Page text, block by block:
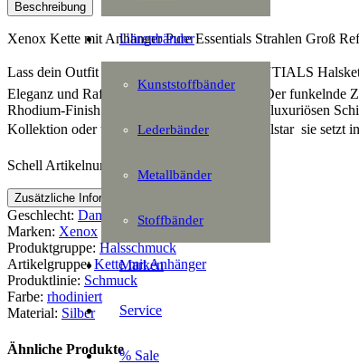
Uhrenbänder
Kunststoffbänder
Lederbänder
Metallbänder
Stoffbänder
Marken
Service
% Sale
Essentials
Strahlen
Menge
Beschreibung
Xenox Kette mit Anhänger Pure Essentials Strahlen Groß
Lass dein Outfit erstrahlen  die PURE ESSENTIALS
Eleganz und Raffinesse zu vervollständigen. Der funkelnde
Rhodium-Finish sorgt dabei für einen kühlen, luxuriösen
Kollektion oder trage sie als funkelnden Einzelstar  sie setzt
Schell Artikelnummer: 177896
Zusätzliche Information
Geschlecht: Damen
Marken: Xenox
Produktgruppe: Halsschmuck
Artikelgruppe:Kette mit Anhänger
Produktlinie: Schmuck
Farbe: rhodiniert
Material: Silber
Ähnliche Produkte